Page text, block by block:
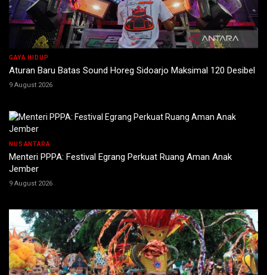
GAYA HIDUP
Aturan Baru Batas Sound Horeg Sidoarjo Maksimal 120 Desibel
9 August 2026
NUSANTARA
Menteri PPPA: Festival Egrang Perkuat Ruang Aman Anak
Jember
9 August 2026